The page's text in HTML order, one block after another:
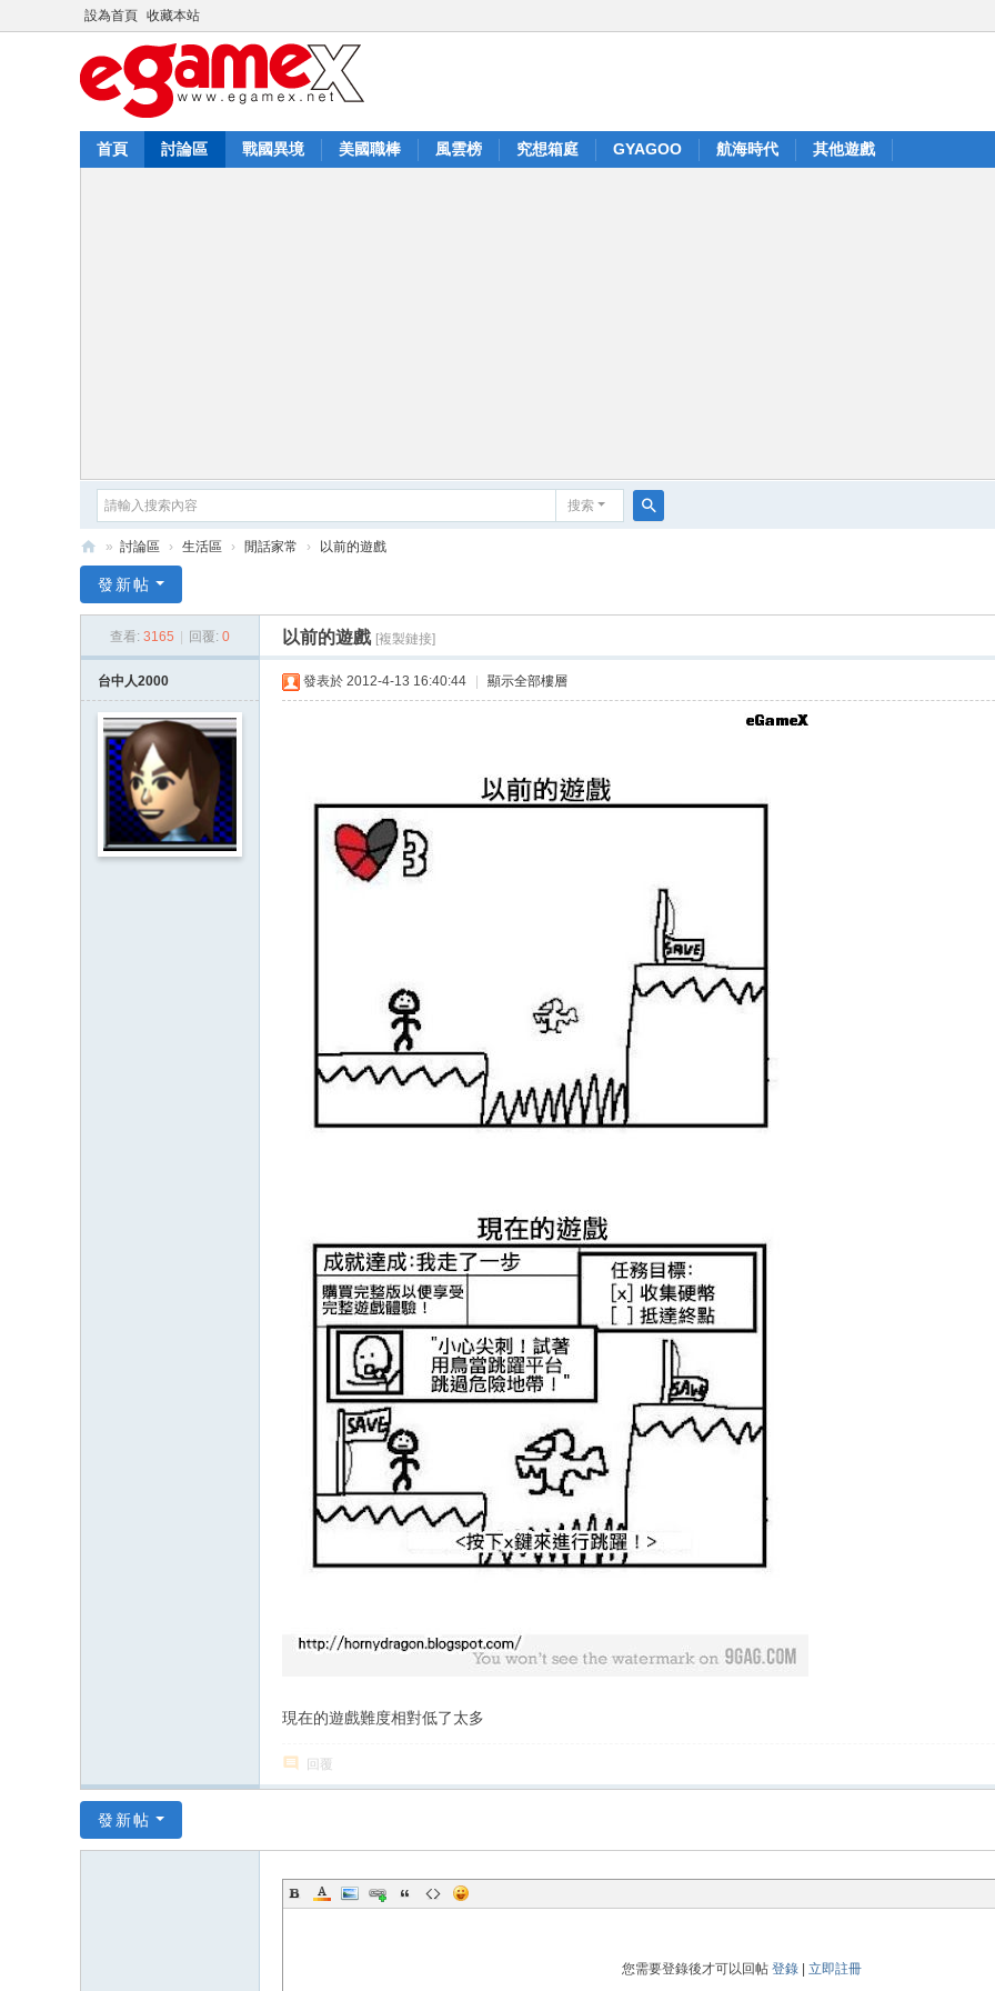
設為首頁 收藏本站
首頁 討論區 戰國異境 美國職棒 風雲榜 究想箱庭 GYAGOO 航海時代 其他遊戲
搜索
G
» 討論區 › 生活區 › 閒話家常 › 以前的遊戲
發新帖
查看: 3165 回覆: 0 以前的遊戲 [複製鏈接]
台中人2000 發表於 2012-4-13 16:40:44 顯示全部樓層
現在的遊戲難度相對低了太多
回覆
發新帖
您需要登錄後才可以回帖 登錄| 立即註冊